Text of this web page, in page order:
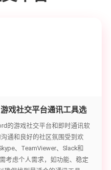
戏社交平台通讯工具选
的游戏社交平台和即时通讯软
通和良好的社区氛围受到欢
、TeamViewer、Slack和
考虑个人需求，如功能、稳定